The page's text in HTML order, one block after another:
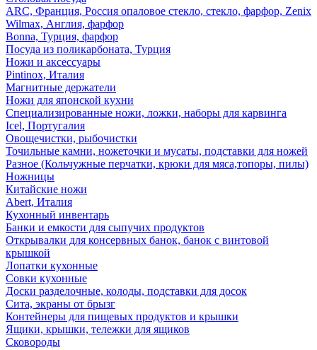
ARC, Франция, Россия опаловое стекло, стекло, фарфор, Zenix
Wilmax, Англия, фарфор
Bonna, Турция, фарфор
Посуда из поликарбоната, Турция
Ножи и аксессуары
Pintinox, Италия
Магнитные держатели
Ножи для японской кухни
Специализированные ножи, ложки, наборы для карвинга
Icel, Португалия
Овощечистки, рыбочистки
Точильные камни, ножеточки и мусаты, подставки для ножей
Разное (Кольчужные перчатки, крюки для мяса,топоры, пилы)
Ножницы
Китайские ножи
Abert, Италия
Кухонный инвентарь
Банки и емкости для сыпучих продуктов
Открывалки для консервных банок, банок с винтовой
крышкой
Лопатки кухонные
Совки кухонные
Доски разделочные, колоды, подставки для досок
Сита, экраны от брызг
Контейнеры для пищевых продуктов и крышки
Ящики, крышки, тележки для ящиков
Сковороды